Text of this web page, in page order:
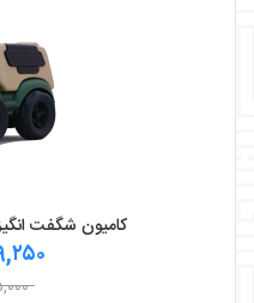
کامیون شگفت
۱۰۹,۲۵۰